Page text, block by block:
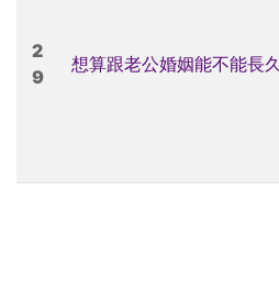
2
9
想算跟老公婚姻能不能長久